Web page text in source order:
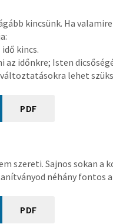
kincsünk. Ha
kincs.
az időnkre; Isten
lehet
PDF
szereti. Sajnos sokan a
néhány fontos
PDF